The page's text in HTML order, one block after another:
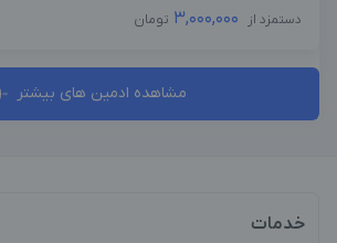
دستمزد از 3,000,000 تومان
مشاهده ادمین های بیشتر
خدمات